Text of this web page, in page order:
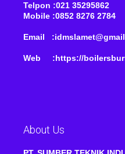
Telpon :021 35295862
Mobile :0852 8276 2784
Email
Web :https://
About Us